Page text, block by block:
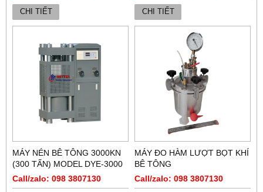
CHI TIẾT CHI TIẾT
MÁY NÉN BÊ TÔNG 3000KN
(300 TẤN) MODEL DYE-3000
Call/zalo: 098 3807130
MÁY ĐO HÀM LƯỢT BỌT KHÍ
BÊ TÔNG
Call/zalo: 098 3807130